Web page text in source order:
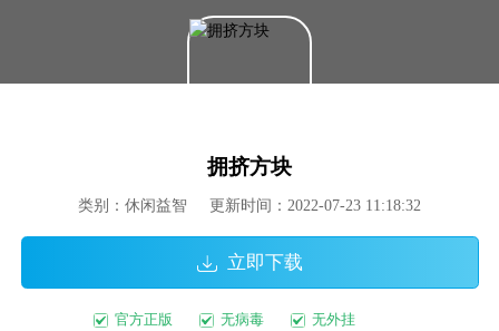
拥挤方块
类别：休闲益智 更新时间：2022-07-23 11:18:32
立即下载
官方正版 无病毒 无外挂